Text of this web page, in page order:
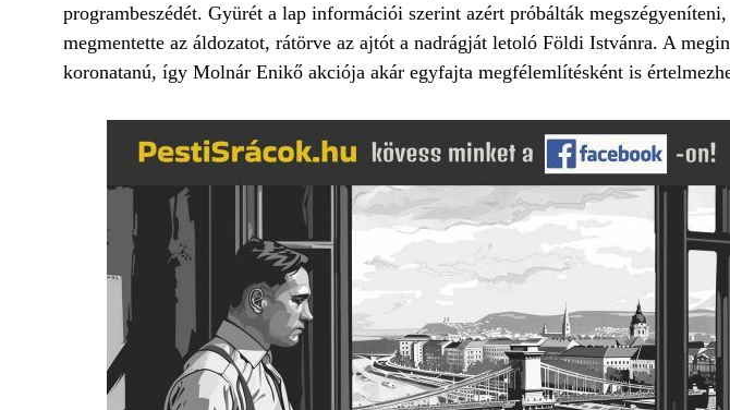
programbeszédét. Gyürét a lap információi szerint azért próbálták
megmentette az áldozatot, rátörve az ajtót a nadrágját letoló Földi Istvánra. A
koronatanú, így Molnár Enikő akciója akár egyfajta megfélemlítésként is